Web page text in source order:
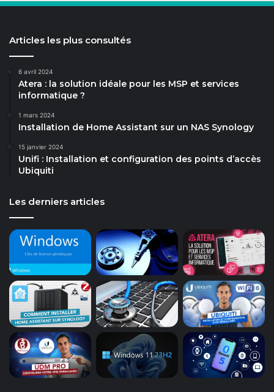
Articles les plus consultés
6 avril 2024
Atera : la solution idéale pour les MSP et services
informatique ?
1 mars 2024
Installation de Home Assistant sur un NAS Synology
15 janvier 2024
Unifi : Installation et configuration des points d’accès
Ubiquiti
Les derniers articles